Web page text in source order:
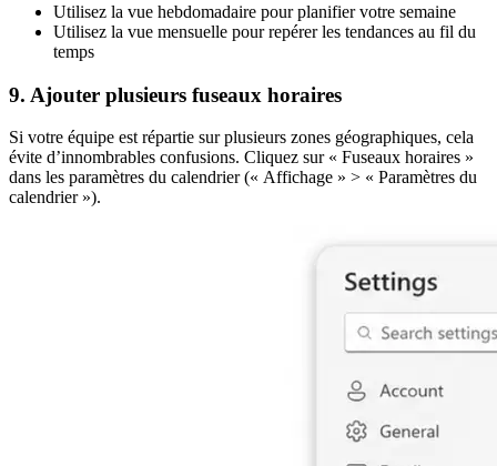
Utilisez la vue hebdomadaire pour planifier votre semaine
Utilisez la vue mensuelle pour repérer les tendances au fil du
temps
9. Ajouter plusieurs fuseaux horaires
Si votre équipe est répartie sur plusieurs zones géographiques, cela
évite d’innombrables confusions. Cliquez sur « Fuseaux horaires »
dans les paramètres du calendrier (« Affichage » > « Paramètres du
calendrier »).